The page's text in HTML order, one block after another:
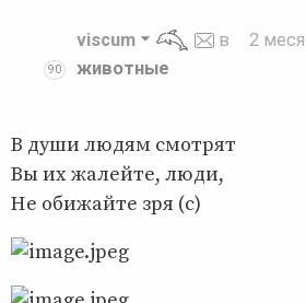
2
90
viscum
в
животные
В души людям смотрят
Вы их жалейте, люди,
Не обижайте зря (с)